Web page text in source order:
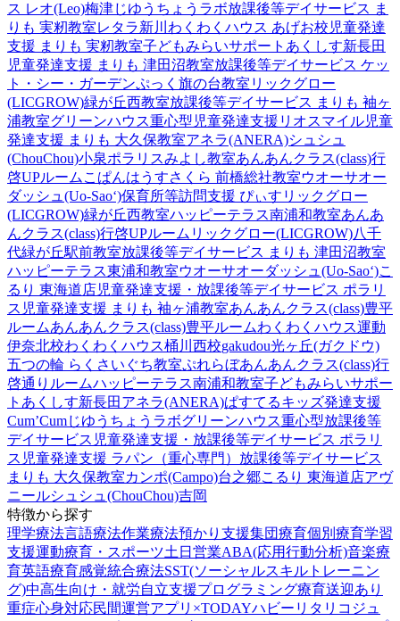
ス レオ(Leo)梅津じゆうちょうラボ放課後等デイサービス ま
りも 実籾教室レタラ新川 わくわくハウス あげお校 児童発達
支援 まりも 実籾教室子どもみらいサポートあくしす新長田
児童発達支援 まりも 津田沼教室放課後等デイサービス ケッ
ト・シー・ガーデンぷっく旗の台教室 リックグロー
(LICGROW)緑が丘西教室放課後等デイサービス まりも 袖ヶ
浦教室グリーンハウス重心型児童発達支援 リオスマイル児童
発達支援 まりも 大久保教室アネラ(ANERA)シュシュ
(ChouChou)小泉ポラリスみよし教室あんあんクラス(class)行
啓UPルーム こぱんはうすさくら 前橋総社教室ウオーサオー
ダッシュ(Uo-Sao‘)保育所等訪問支援 ぴぃす リックグロー
(LICGROW)緑が丘西教室ハッピーテラス南浦和教室あんあ
んクラス(class)行啓UPルーム リックグロー(LICGROW)八千
代緑が丘駅前教室放課後等デイサービス まりも 津田沼教室
ハッピーテラス東浦和教室ウオーサオーダッシュ(Uo-Sao‘)こ
るり 東海道店児童発達支援・放課後等デイサービス ポラリ
ス 児童発達支援 まりも 袖ヶ浦教室あんあんクラス(class)豊平
ルームあんあんクラス(class)豊平ルームわくわくハウス運動
伊奈北校わくわくハウス桶川西校gakudou光ヶ丘(ガクドウ)
五つの輪 らくさいぐち教室ぷれらぼあんあんクラス(class)行
啓通りルームハッピーテラス南浦和教室子どもみらいサポー
トあくしす新長田 アネラ(ANERA)ぱすてるキッズ発達支援
Cum’Cumじゆうちょうラボグリーンハウス重心型放課後等
デイサービス 児童発達支援・放課後等デイサービス ポラリ
ス 児童発達支援 ラパン（重心専門） 放課後等デイサービス
まりも 大久保教室カンポ(Campo)台之郷こるり 東海道店アヴ
ニールシュシュ(ChouChou)吉岡
特徴から探す
理学療法言語療法作業療法預かり支援集団療育個別療育学習
支援運動療育・スポーツ土日営業ABA(応用行動分析)音楽療
育英語療育感覚統合療法SST(ソーシャルスキルトレーニン
グ)中高生向け・就労自立支援プログラミング療育送迎あり
重症心身対応民間運営アプリ×TODAYハビー リタリコジュ